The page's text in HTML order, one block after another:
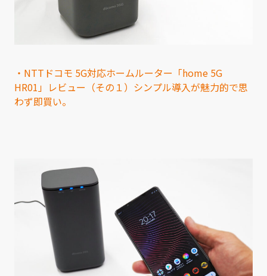
・NTTドコモ 5G対応ホームルーター「home 5G
HR01」レビュー（その１）シンプル導入が魅力的で思
わず即買い。